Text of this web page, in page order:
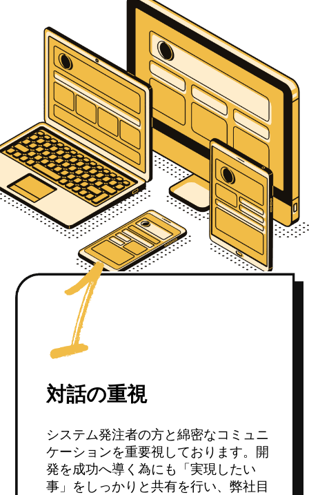
対話の重視
システム発注者の方と綿密なコミュニ
ケーションを重要視しております。開
発を成功へ導く為にも「実現したい
事」をしっかりと共有を行い、弊社目